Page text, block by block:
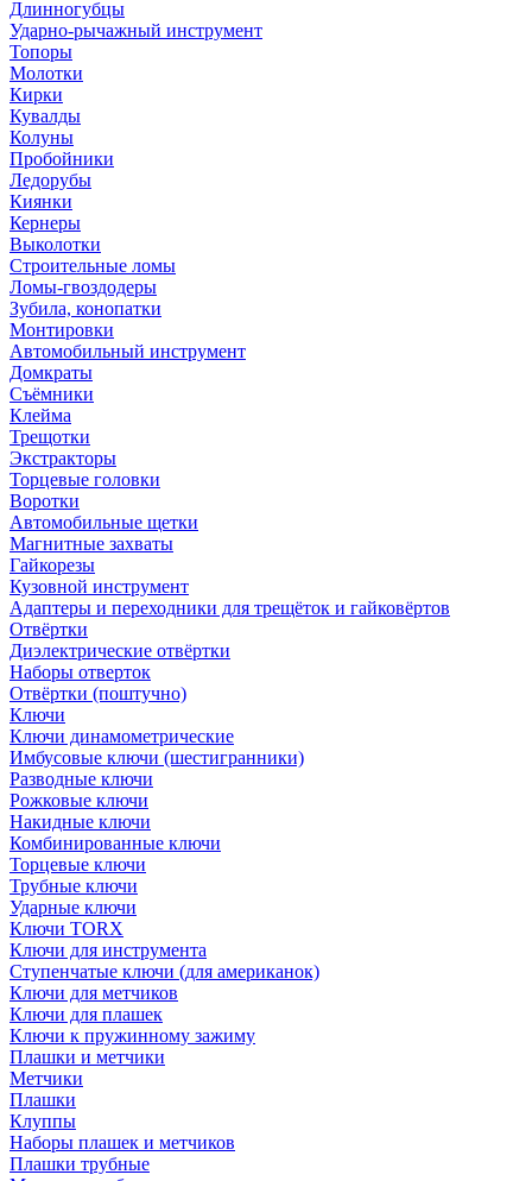
Длинногубцы
Ударно-рычажный инструмент
Топоры
Молотки
Кирки
Кувалды
Колуны
Пробойники
Ледорубы
Киянки
Кернеры
Выколотки
Строительные ломы
Ломы-гвоздодеры
Зубила, конопатки
Монтировки
Автомобильный инструмент
Домкраты
Съёмники
Клейма
Трещотки
Экстракторы
Торцевые головки
Воротки
Автомобильные щетки
Магнитные захваты
Гайкорезы
Кузовной инструмент
Адаптеры и переходники для трещёток и гайковёртов
Отвёртки
Диэлектрические отвёртки
Наборы отверток
Отвёртки (поштучно)
Ключи
Ключи динамометрические
Имбусовые ключи (шестигранники)
Разводные ключи
Рожковые ключи
Накидные ключи
Комбинированные ключи
Торцевые ключи
Трубные ключи
Ударные ключи
Ключи TORX
Ключи для инструмента
Ступенчатые ключи (для американок)
Ключи для метчиков
Ключи для плашек
Ключи к пружинному зажиму
Плашки и метчики
Метчики
Плашки
Клуппы
Наборы плашек и метчиков
Плашки трубные